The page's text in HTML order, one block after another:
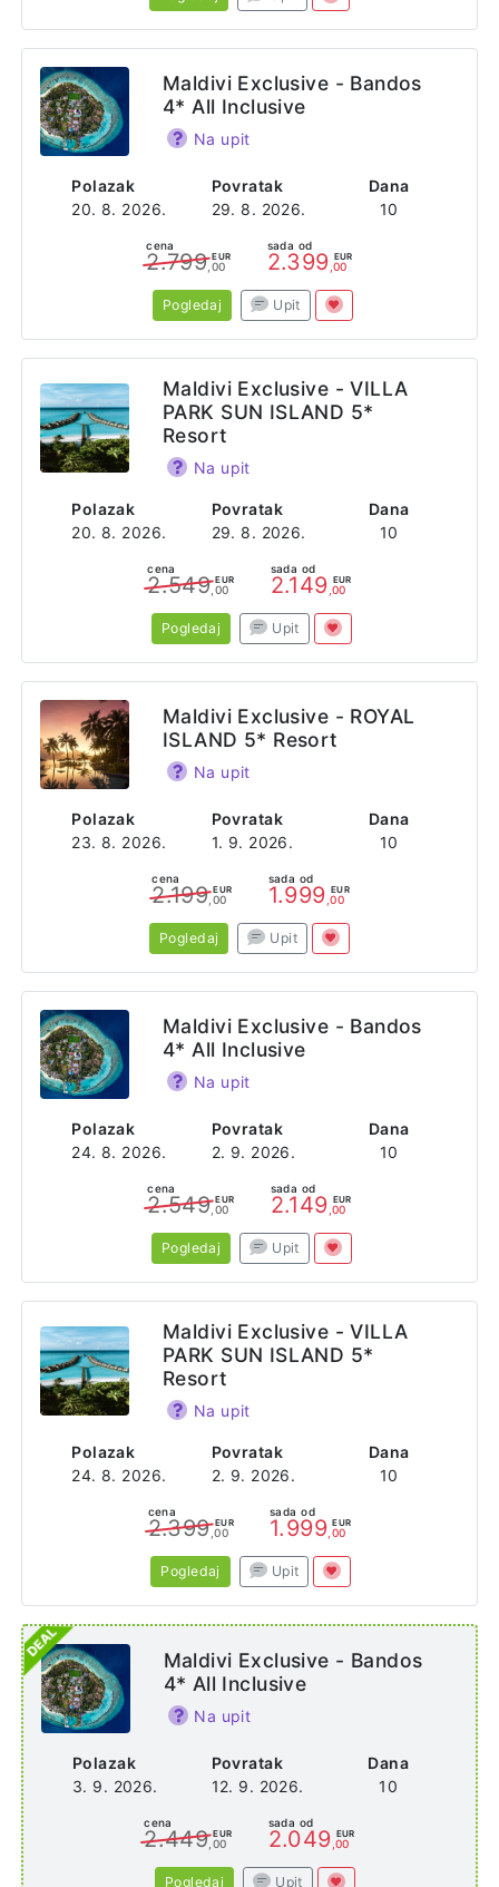
Polazak
20. 8. 2026.
Povratak
29. 8. 2026.
Dana
10
Maldivi Exclusive - Bandos
4* All Inclusive
Na upit
cena
2.799 EUR
,00
sada od
2.399 EUR
,00
Pogledaj Upit
Polazak
20. 8. 2026.
Povratak
29. 8. 2026.
Dana
10
Maldivi Exclusive - VILLA
PARK SUN ISLAND 5*
Resort
Na upit
cena
2.549 EUR
,00
sada od
2.149 EUR
,00
Pogledaj Upit
Polazak
23. 8. 2026.
Povratak
1. 9. 2026.
Dana
10
Maldivi Exclusive - ROYAL
ISLAND 5* Resort
Na upit
cena
2.199 EUR
,00
sada od
1.999 EUR
,00
Pogledaj Upit
Polazak
24. 8. 2026.
Povratak
2. 9. 2026.
Dana
10
Maldivi Exclusive - Bandos
4* All Inclusive
Na upit
cena
2.549 EUR
,00
sada od
2.149 EUR
,00
Pogledaj Upit
Polazak
24. 8. 2026.
Povratak
2. 9. 2026.
Dana
10
Maldivi Exclusive - VILLA
PARK SUN ISLAND 5*
Resort
Na upit
cena
2.399 EUR
,00
sada od
1.999 EUR
,00
Pogledaj Upit
Polazak
3. 9. 2026.
Povratak
12. 9. 2026.
Dana
10
Maldivi Exclusive - Bandos
4* All Inclusive
Na upit
cena
2.449 EUR
,00
sada od
2.049 EUR
,00
Pogledaj Upit